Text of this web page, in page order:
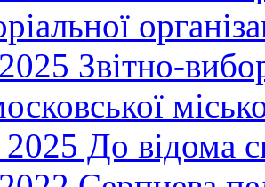
Звітно-
До відома